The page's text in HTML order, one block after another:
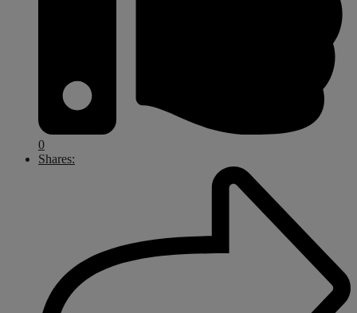
0
Shares: